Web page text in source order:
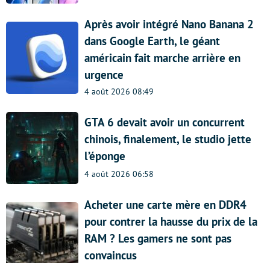
Après avoir intégré Nano Banana 2
dans Google Earth, le géant
américain fait marche arrière en
urgence
4 août 2026 08:49
GTA 6 devait avoir un concurrent
chinois, finalement, le studio jette
l’éponge
4 août 2026 06:58
Acheter une carte mère en DDR4
pour contrer la hausse du prix de la
RAM ? Les gamers ne sont pas
convaincus